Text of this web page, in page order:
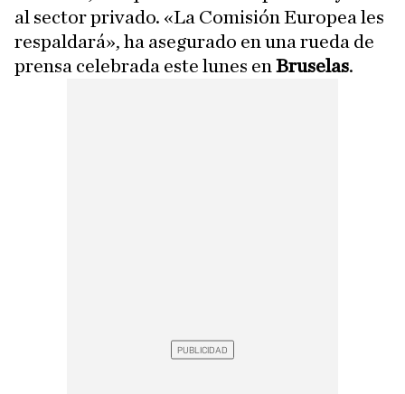
al sector privado. «La Comisión Europea les
respaldará», ha asegurado en una rueda de
prensa celebrada este lunes en Bruselas.